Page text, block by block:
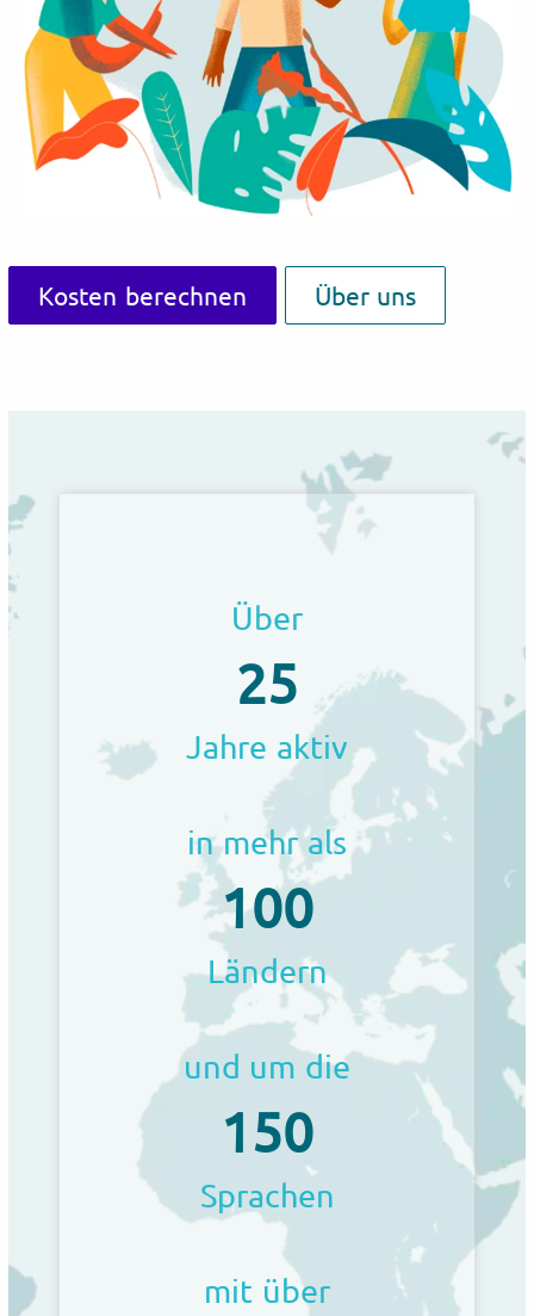
Kosten berechnen Über uns
Über
25
Jahre aktiv
in mehr als
100
Ländern
und um die
150
Sprachen
mit über